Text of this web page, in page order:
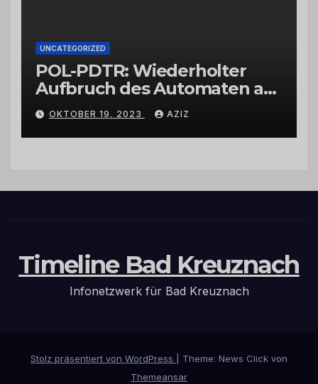
UNCATEGORIZED
POL-PDTR: Wiederholter
Aufbruch des Automaten am
Wohnmobilstellplatz in
Hermeskeil am Labachweg
OKTOBER 19, 2023 AZIZ
Timeline Bad Kreuznach
Infonetzwerk für Bad Kreuznach
Stolz präsentiert von WordPress
Theme: News Click von
Themeansar